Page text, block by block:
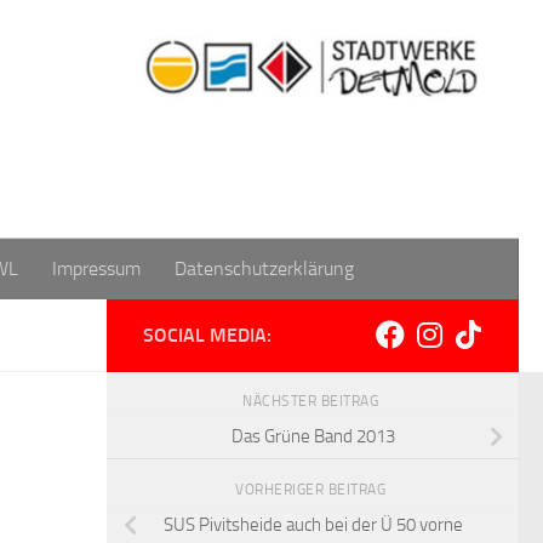
Impressum Datenschutzerklärung
SOCIAL MEDIA:
NÄCHSTER BEITRAG
Das Grüne Band 2013
VORHERIGER BEITRAG
SUS Pivitsheide auch bei der Ü 50 vorne